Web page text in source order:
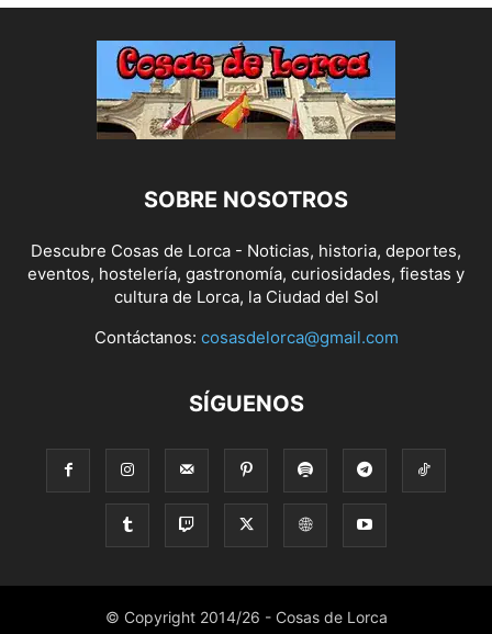
SOBRE NOSOTROS
Descubre Cosas de Lorca - Noticias, historia, deportes,
eventos, hostelería, gastronomía, curiosidades, fiestas y
cultura de Lorca, la Ciudad del Sol
Contáctanos: cosasdelorca@gmail.com
SÍGUENOS
© Copyright 2014/26 - Cosas de Lorca